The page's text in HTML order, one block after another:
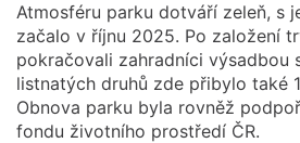
Atmosféru parku dotváří zeleň, s
začalo v říjnu 2025. Po založení
pokračovali zahradníci výsadbou
listnatých druhů zde přibylo také
Obnova parku byla rovněž
fondu životního prostředí ČR.